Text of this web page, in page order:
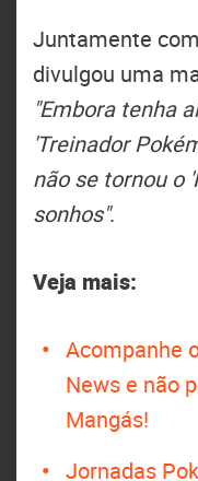
Juntamente
divulgou uma
"Embora tenha
'Treinador
não se tornou o
sonhos".
Veja mais:
Acompanhe
News e não
Mangás!
Jornadas